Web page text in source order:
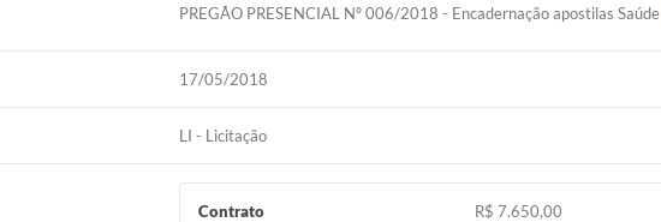
PREGÃO PRESENCIAL Nº 006/2018 - Encadernação apostilas Saúde
17/05/2018
LI - Licitação
Contrato
R$ 7.650,00